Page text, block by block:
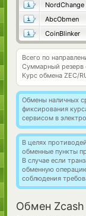
NordChange
AbcObmen
CoinBlinker
Всего по
Суммарный резерв
Курс обмена ZEC/
Обмены наличных
фиксирования
сервисом в
В целях
обменные пункты
В случае если
обменную
соблюдения
Обмен Zcash